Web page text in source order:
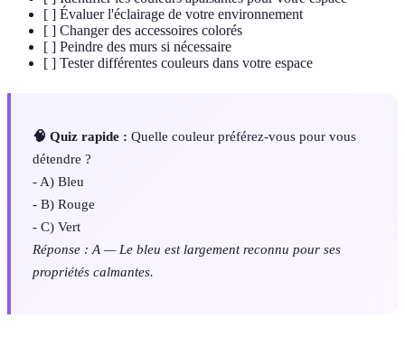
[ ] Évaluer l'éclairage de votre environnement
[ ] Changer des accessoires colorés
[ ] Peindre des murs si nécessaire
[ ] Tester différentes couleurs dans votre espace
🧠 Quiz rapide : Quelle couleur préférez-vous pour vous
détendre ?
- A) Bleu
- B) Rouge
- C) Vert
Réponse : A — Le bleu est largement reconnu pour ses
propriétés calmantes.